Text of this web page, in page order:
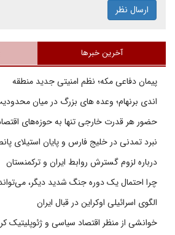
ارسال نظر
آخرین خبرها
پیمان دفاعی مکه؛ نظم امنیتی جدید منطقه
اندی برنهام؛ وعده های بزرگ در میان
حضور هر قدرت خارجی تنها به حوزه‌های
نبرد تمدنی در خلیج فارس و پایان استیلای
درباره لزوم گسترش روابط ایران و ترکمنستان
چرا احتمال یک دوره جنگ شدید دیگر، می‌تواند
الگوی اسرائیلی اوکراین در قبال ایران
خوانشی از منظر اقتصاد سیاسی و ژئوپلیتیک